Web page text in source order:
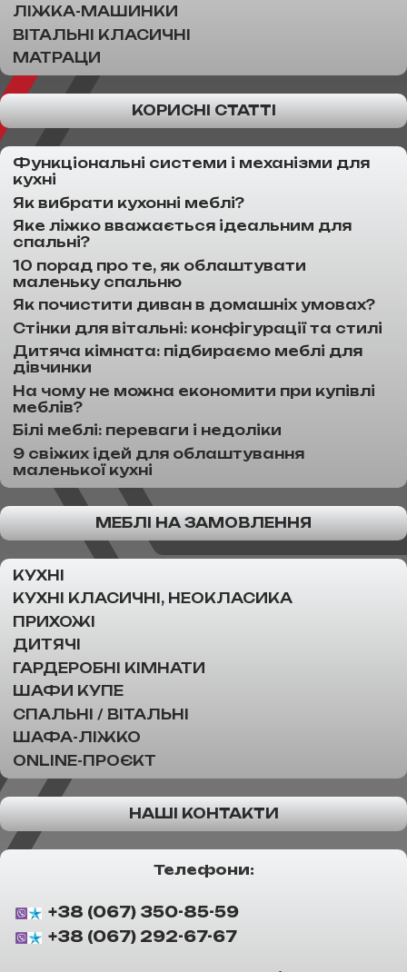
ЛІЖКА-МАШИНКИ
ВІТАЛЬНІ КЛАСИЧНІ
МАТРАЦИ
КОРИСНІ СТАТТІ
Функціональні системи і механізми для
кухні
Як вибрати кухонні меблі?
Яке ліжко вважається ідеальним для
спальні?
10 порад про те, як облаштувати
маленьку спальню
Як почистити диван в домашніх умовах?
Стінки для вітальні: конфігурації та стилі
Дитяча кімната: підбираємо меблі для
дівчинки
На чому не можна економити при купівлі
меблів?
Білі меблі: переваги і недоліки
9 свіжих ідей для облаштування
маленької кухні
МЕБЛІ НА ЗАМОВЛЕННЯ
КУХНІ
КУХНІ КЛАСИЧНІ, НЕОКЛАСИКА
ПРИХОЖІ
ДИТЯЧІ
ГАРДЕРОБНІ КІМНАТИ
ШАФИ КУПЕ
СПАЛЬНІ / ВІТАЛЬНІ
ШАФА-ЛІЖКО
ONLINE-ПРОЄКТ
НАШІ КОНТАКТИ
Телефони:
+38 (067) 350-85-59
+38 (067) 292-67-67